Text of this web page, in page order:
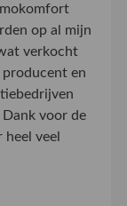
op al mijn
verkocht
en
voor de
veel